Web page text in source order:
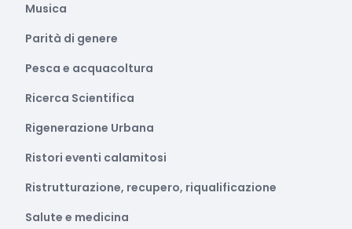
Musica
Parità di genere
Pesca e acquacoltura
Ricerca Scientifica
Rigenerazione Urbana
Ristori eventi calamitosi
Ristrutturazione, recupero, riqualificazione
Salute e medicina